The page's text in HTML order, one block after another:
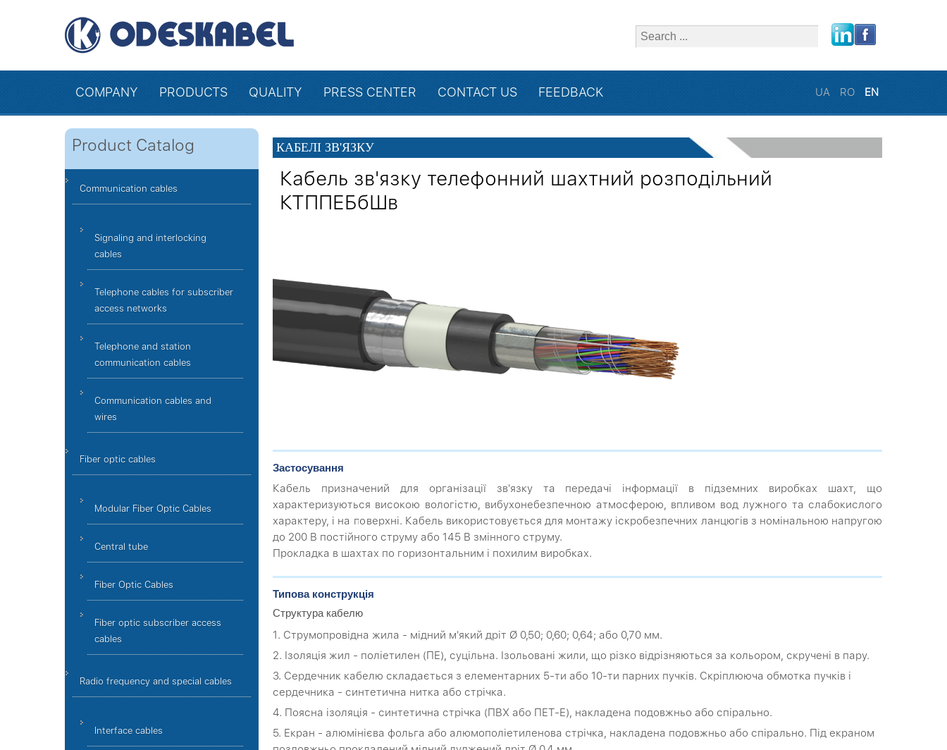
COMPANY PRODUCTS QUALITY PRESS CENTER CONTACT US FEEDBACK UA RO EN
Product Catalog
Communication cables
Signaling and interlocking
cables
Telephone cables for subscriber
access networks
Telephone and station
communication cables
Communication cables and
wires
Fiber optic cables
Modular Fiber Optic Cables
Central tube
Fiber Optic Cables
Fiber optic subscriber access
cables
Radio frequency and special cables
Interface cables
КАБЕЛІ ЗВ'ЯЗКУ
Кабель зв'язку телефонний шахтний розподільний
КТППЕБбШв
Застосування
Кабель призначений для організації зв'язку та передачі інформації в підземних виробках шахт, що
характеризуються високою вологістю, вибухонебезпечною атмосферою, впливом вод лужного та слабокислого
характеру, і на поверхні. Кабель використовується для монтажу іскробезпечних ланцюгів з номінальною напругою
до 200 В постійного струму або 145 В змінного струму.
Прокладка в шахтах по горизонтальним і похилим виробках.
Типова конструкція
Структура кабелю
1. Струмопровідна жила - мідний м'який дріт Ø 0,50; 0,60; 0,64; або 0,70 мм.
2. Ізоляція жил - поліетилен (ПЕ), суцільна. Ізольовані жили, що різко відрізняються за кольором, скручені в пару.
3. Сердечник кабелю складається з елементарних 5-ти або 10-ти парних пучків. Скріплююча обмотка пучків і
сердечника - синтетична нитка або стрічка.
4. Поясна ізоляція - синтетична стрічка (ПВХ або ПЕТ-Е), накладена подовжньо або спірально.
5. Екран - алюмінієва фольга або алюмополіетиленова стрічка, накладена подовжньо або спірально. Під екраном
close